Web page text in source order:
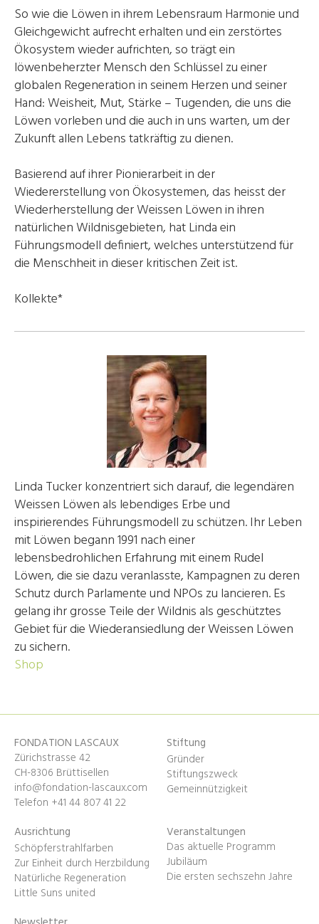
So wie die Löwen in ihrem Lebensraum Harmonie und
Gleichgewicht aufrecht erhalten und ein zerstörtes
Ökosystem wieder aufrichten, so trägt ein
löwenbeherzter Mensch den Schlüssel zu einer
globalen Regeneration in seinem Herzen und seiner
Hand: Weisheit, Mut, Stärke – Tugenden, die uns die
Löwen vorleben und die auch in uns warten, um der
Zukunft allen Lebens tatkräftig zu dienen.
Basierend auf ihrer Pionierarbeit in der
Wiedererstellung von Ökosystemen, das heisst der
Wiederherstellung der Weissen Löwen in ihren
natürlichen Wildnisgebieten, hat Linda ein
Führungsmodell definiert, welches unterstützend für
die Menschheit in dieser kritischen Zeit ist.
Kollekte*
Linda Tucker konzentriert sich darauf, die legendären
Weissen Löwen als lebendiges Erbe und
inspirierendes Führungsmodell zu schützen. Ihr Leben
mit Löwen begann 1991 nach einer
lebensbedrohlichen Erfahrung mit einem Rudel
Löwen, die sie dazu veranlasste, Kampagnen zu deren
Schutz durch Parlamente und NPOs zu lancieren. Es
gelang ihr grosse Teile der Wildnis als geschütztes
Gebiet für die Wiederansiedlung der Weissen Löwen
zu sichern.
Shop
FONDATION LASCAUX
Zürichstrasse 42
CH-8306 Brüttisellen
info@fondation-lascaux.com
Telefon +41 44 807 41 22
Stiftung
Gründer
Stiftungszweck
Gemeinnützigkeit
Ausrichtung
Schöpferstrahlfarben
Zur Einheit durch Herzbildung
Natürliche Regeneration
Little Suns united
Veranstaltungen
Das aktuelle Programm
Jubiläum
Die ersten sechszehn Jahre